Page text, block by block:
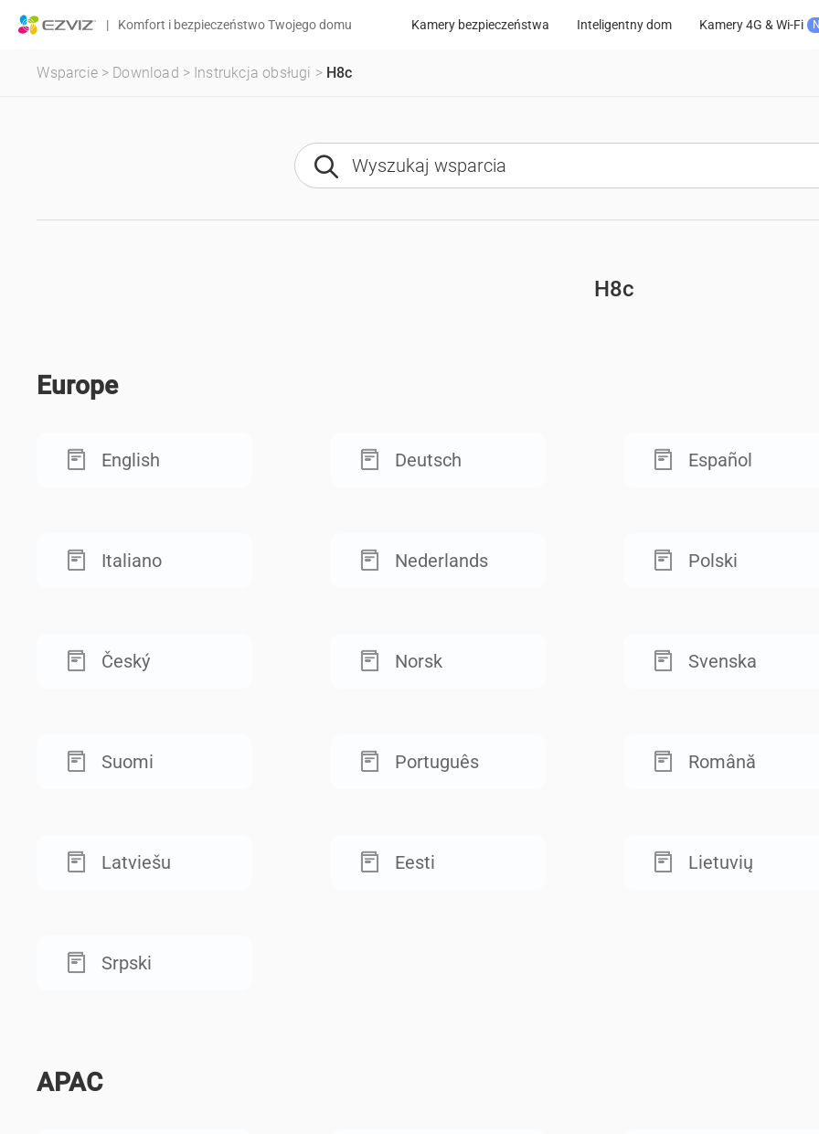
| Komfort i bezpieczeństwo Twojego domu Kamery bezpieczeństwa Inteligentny dom Kamery 4G & Wi-Fi
Wsparcie > Download > Instrukcja obsługi > H8c
H8c
Europe
English Deutsch Español
Italiano Nederlands Polski
Český Norsk Svenska
Suomi Português Română
Latviešu Eesti Lietuvių
Srpski
APAC